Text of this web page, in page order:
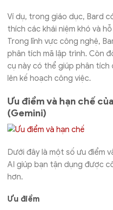
Ví dụ, trong giáo dục, Bard
thích các khái niệm khó và
Trong lĩnh vực công nghệ,
phân tích mã lập trình. Còn
cụ này có thể giúp phân tích
lên kế hoạch công việc.
Ưu điểm và hạn chế
(Gemini)
Dưới đây là một số ưu điểm
AI giúp bạn tận dụng được
hơn.
Ưu điểm